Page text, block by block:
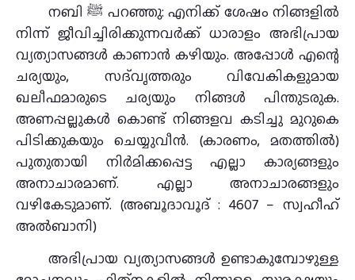
നബി ﷺ പറഞ്ഞു: എനിക്ക് ശേഷം നിങ്ങളില്‍
നിന്ന് ജീവിച്ചിരിക്കുന്നവര്‍ക്ക് ധാരാളം അഭിപ്രായ
വ്യത്യാസങ്ങള്‍ കാണാന്‍ കഴിയും. അപ്പോള്‍ എന്റെ
ചര്യയും, സദ്‌വൃത്തരും വിവേകികളുമായ
ഖലീഫമാരുടെ ചര്യയും നിങ്ങള്‍ പിന്തുടരുക.
അണപ്പല്ലുകള്‍ കൊണ്ട് നിങ്ങളവ കടിച്ചു മുറുകെ
പിടിക്കുകയും ചെയ്യുവീന്‍. (കാരണം, മതത്തില്‍)
പുതുതായി നിര്‍മിക്കപ്പെട്ട എല്ലാ കാര്യങ്ങളും
അനാചാരമാണ്. എല്ലാ അനാചാരങ്ങളും
വഴികേടുമാണ്. (അബൂദാവൂദ് : 4607 – സ്വഹീഹ്
അല്‍ബാനി)
അഭിപ്രായ വ്യത്യാസങ്ങൾ ഉണ്ടാകുമ്പോഴുള്ള